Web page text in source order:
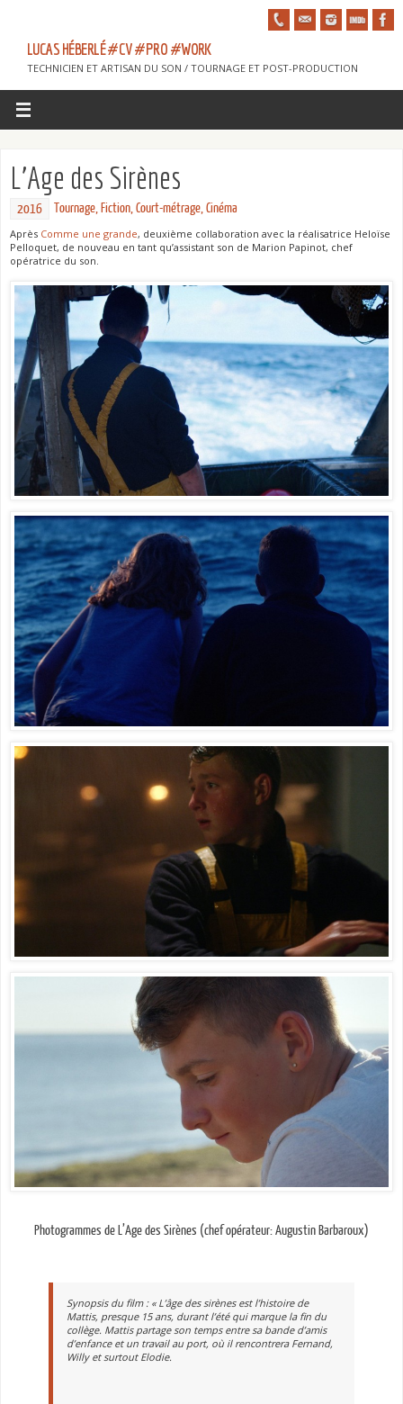
LUCAS HÉBERLÉ #CV #PRO #WORK
TECHNICIEN ET ARTISAN DU SON / TOURNAGE ET POST-PRODUCTION
L’Age des Sirènes
2016 Tournage, Fiction,Court-métrage,Cinéma
Après Comme une grande, deuxième collaboration avec la réalisatrice Heloïse
Pelloquet, de nouveau en tant qu’assistant son de Marion Papinot, chef
opératrice du son.
Photogrammes de L’Age des Sirènes (chef opérateur: Augustin Barbaroux)
Synopsis du film : « L’âge des sirènes est l’histoire de
Mattis, presque 15 ans, durant l’été qui marque la fin du
collège. Mattis partage son temps entre sa bande d’amis
d’enfance et un travail au port, où il rencontrera Fernand,
Willy et surtout Elodie.